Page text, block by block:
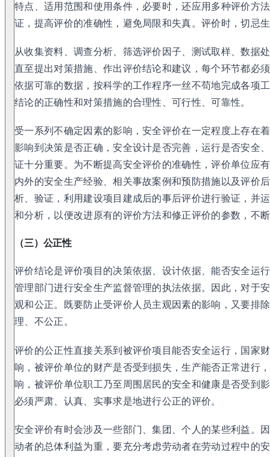
特点、适用范围和使用条件，必要时，还应用多种评价方
证，提高评价的准确性，避免局限和失真。评价时，切忌
从收集资料、调查分析、筛选评价因子、测试取样、数据
直至提出对策措施、作出评价结论和建议，每个环节都必
依据可靠的数据，按科学的工作程序一丝不苟地完成各项
结论的正确性和对策措施的合理性、可行性、可靠性。
受一系列不确定因素的影响，安全评价在一定程度上存在
影响到决策是否正确，安全设计是否完善，运行是否安全
证十分重要。为不断提高安全评价的准确性，评价单位应
内外的安全生产经验、相关事故案例和预防措施以及评价
析、验证，利用建设项目建成后的事后评价进行验证，并
和分析，以便改进原有的评价方法和修正评价的参数，不
（三）公正性
评价结论是评价项目的决策依据、设计依据、能否安全运
管理部门进行安全生产监督管理的执法依据。因此，对于
观和公正。既要防止受评价人员主观因素的影响，又要排
理、不公正。
评价的公正性直接关系到被评价项目能否安全运行，国家
响，被评价单位的财产是否受到损失，生产能否正常进行
响，被评价单位职工乃至周围居民的安全和健康是否受到
必须严肃、认真、实事求是地进行公正的评价。
安全评价有时会涉及一些部门、集团、个人的某些利益。
动者的总体利益为重，要充分考虑劳动者在劳动过程中的